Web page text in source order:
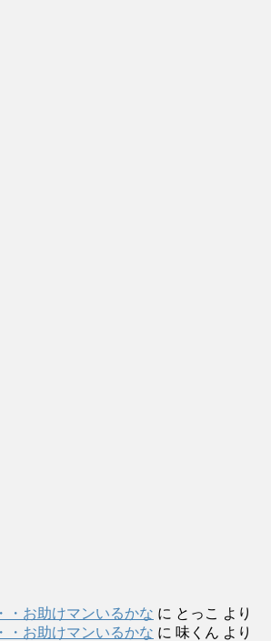
・お助けマンいるかな に とっこ より
・お助けマンいるかな に 味くん より